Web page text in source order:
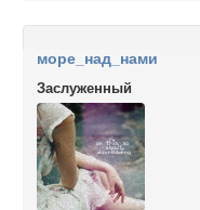
море_над_нами
Заслуженный